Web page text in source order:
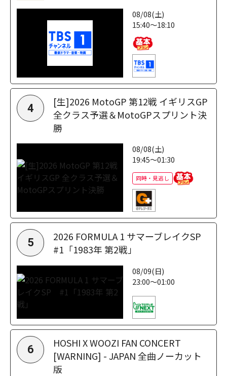
08/08(土)
15:40～18:10
4
[生]2026 MotoGP 第12戦 イギリスGP
全クラス予選＆MotoGPスプリント決
勝
08/08(土)
19:45～01:30
同時・見逃し
5
2026 FORMULA 1 サマーブレイクSP
#1「1983年 第2戦」
08/09(日)
23:00～01:00
6
HOSHI X WOOZI FAN CONCERT
[WARNING] - JAPAN 全曲ノーカット
版